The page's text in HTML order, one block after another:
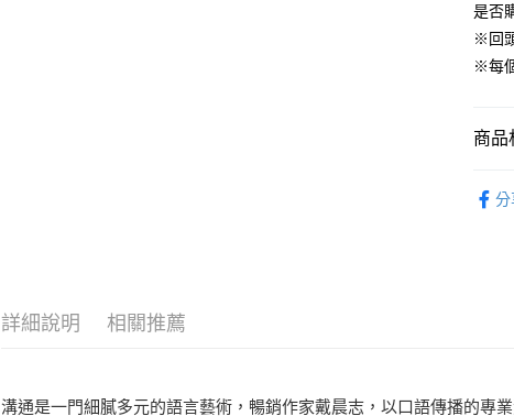
是否
※回
※每
商品
分
詳細說明 相關推薦
溝通是一門細膩多元的語言藝術，暢銷作家戴晨志，以口語傳播的專